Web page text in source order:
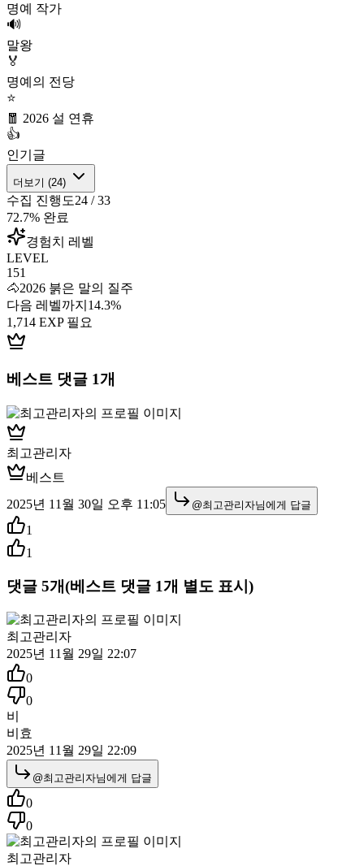
명예 작가
🔊
말왕
🏅
명예의 전당
⭐
🧧 2026 설 연휴
👍
인기글
더보기 (24)
수집 진행도24 /33
72.7% 완료
경험치 레벨
LEVEL
151
🐴2026 붉은 말의 질주
다음 레벨까지 14.3%
1,714 EXP 필요
베스트 댓글 1개
최고관리자
베스트
2025년 11월 30일 오후 11:05
@최고관리자님에게 답글
1
1
댓글 5개(베스트 댓글 1개 별도 표시)
최고관리자
2025년 11월 29일 22:07
0
0
비
비효
2025년 11월 29일 22:09
@최고관리자님에게 답글
0
0
최고관리자